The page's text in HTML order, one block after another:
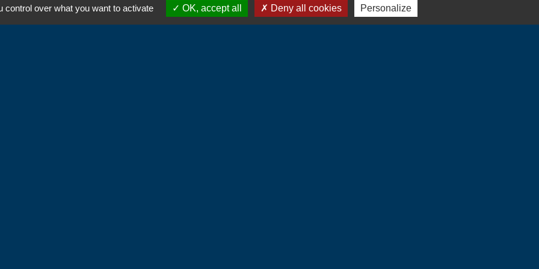
over what you want to activate OK, accept all Deny all cookies Personalize